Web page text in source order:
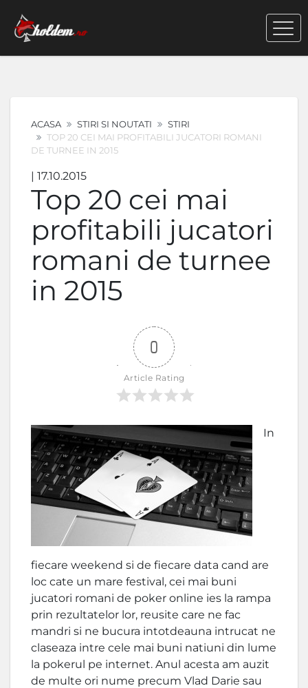
ACASA STIRI SI NOUTATI
STIRI
TOP 20 CEI MAI PROFITABILI JUCATORI ROMANI
DE TURNEE IN 2015
| 17.10.2015
Top 20 cei mai
profitabili jucatori
romani de turnee
in 2015
0
Article Rating
In
fiecare weekend si de fiecare data cand are
loc cate un mare festival, cei mai buni
jucatori romani de poker online ies la rampa
prin rezultatelor lor, reusite care ne fac
mandri si ne bucura intotdeauna intrucat ne
claseaza intre cele mai buni natiuni din lume
la pokerul pe internet. Anul acesta am auzit
de multe ori nume precum Vlad Darie sau